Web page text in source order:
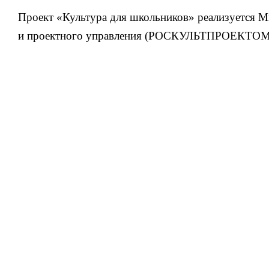
Проект «Культура для школьников» реализуется
и проектного управления